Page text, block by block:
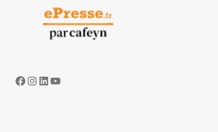
Facebook
Instagram
LinkedIn
YouTube